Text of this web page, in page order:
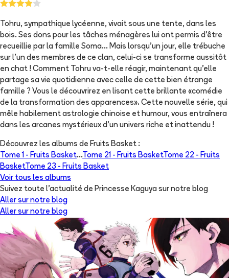
Tohru, sympathique lycéenne, vivait sous une tente, dans les
bois. Ses dons pour les tâches ménagères lui ont permis d'être
recueillie par la famille Soma... Mais lorsqu'un jour, elle trébuche
sur l'un des membres de ce clan, celui-ci se transforme aussitôt
en chat ! Comment Tohru va-t-elle réagir, maintenant qu'elle
partage sa vie quotidienne avec celle de cette bien étrange
famille ? Vous le découvrirez en lisant cette brillante «comédie
de la transformation des apparences». Cette nouvelle série, qui
mêle habilement astrologie chinoise et humour, vous entraînera
dans les arcanes mystérieux d'un univers riche et inattendu !
Découvrez les albums de Fruits Basket :
Tome 1 - Fruits Basket...Tome 21 - Fruits BasketTome 22 - Fruits
BasketTome 23 - Fruits Basket
Voir tous les albums
Suivez toute l'actualité de Princesse Kaguya sur notre blog
Aller sur notre blog
Aller sur notre blog